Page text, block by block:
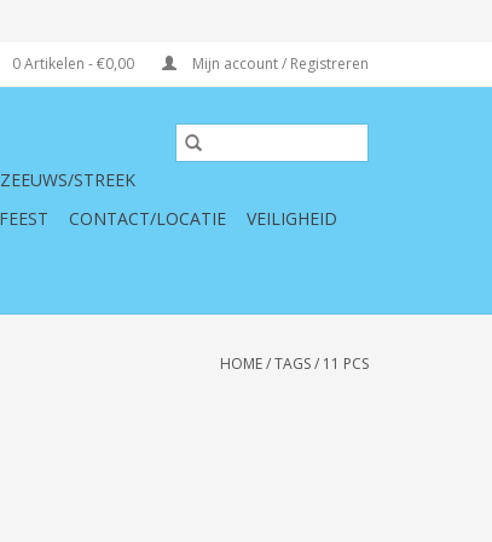
0 Artikelen - €0,00 Mijn account / Registreren
ZEEUWS/STREEK
CONTACT/LOCATIE
VEILIGHEID
HOME/TAGS/ 11 PCS